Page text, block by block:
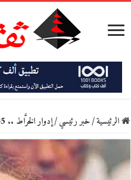
الرئيسية/خبر رئيسي/إدوار الخرَّاط .. 45 شارع أحمد حشمت بالزمالك